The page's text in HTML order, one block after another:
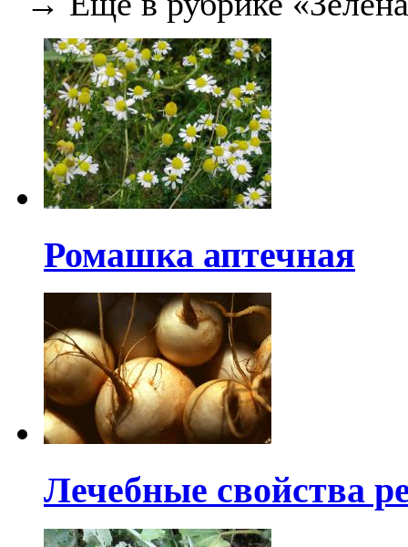
Ромашка аптечная
Лечебные свойства